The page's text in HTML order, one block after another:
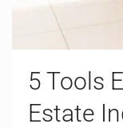
5 Tools
Estate